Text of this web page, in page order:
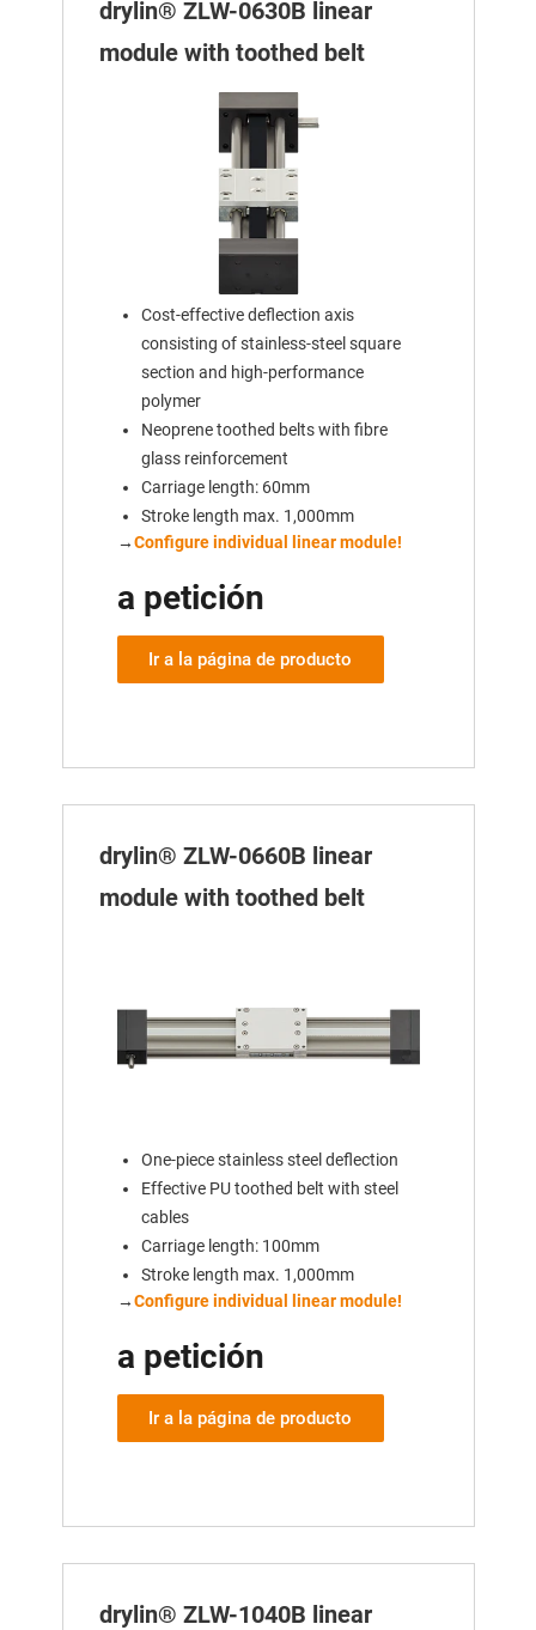
drylin® ZLW-0630B linear
module with toothed belt
Cost-effective deflection axis
consisting of stainless-steel square
section and high-performance
polymer
Neoprene toothed belts with fibre
glass reinforcement
Carriage length: 60mm
Stroke length max. 1,000mm
→Configure individual linear module!
a petición
Ir a la página de producto
drylin® ZLW-0660B linear
module with toothed belt
One-piece stainless steel deflection
Effective PU toothed belt with steel
cables
Carriage length: 100mm
Stroke length max. 1,000mm
→Configure individual linear module!
a petición
Ir a la página de producto
drylin® ZLW-1040B linear